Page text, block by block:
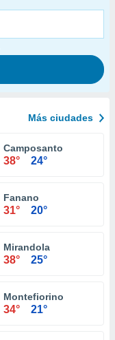
Más ciudades
Camposanto
38° 24°
Fanano
31° 20°
Mirandola
38° 25°
Montefiorino
34° 21°